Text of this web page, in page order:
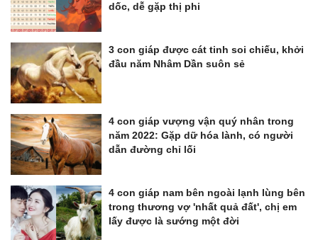
dốc, dễ gặp thị phi
3 con giáp được cát tinh soi chiếu, khởi
đầu năm Nhâm Dần suôn sẻ
4 con giáp vượng vận quý nhân trong
năm 2022: Gặp dữ hóa lành, có người
dẫn đường chỉ lối
4 con giáp nam bên ngoài lạnh lùng bên
trong thương vợ 'nhất quả đất', chị em
lấy được là sướng một đời